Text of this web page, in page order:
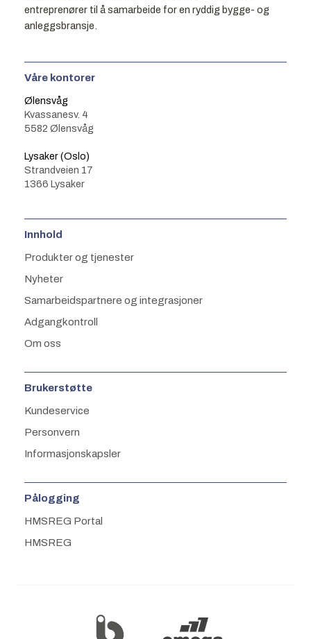
entreprenører til å samarbeide for en ryddig bygge- og
anleggsbransje.
Våre kontorer
Ølensvåg
Kvassanesv. 4
5582 Ølensvåg
Lysaker (Oslo)
Strandveien 17
1366 Lysaker
Innhold
Produkter og tjenester
Nyheter
Samarbeidspartnere og integrasjoner
Adgangkontroll
Om oss
Brukerstøtte
Kundeservice
Personvern
Informasjonskapsler
Pålogging
HMSREG Portal
HMSREG